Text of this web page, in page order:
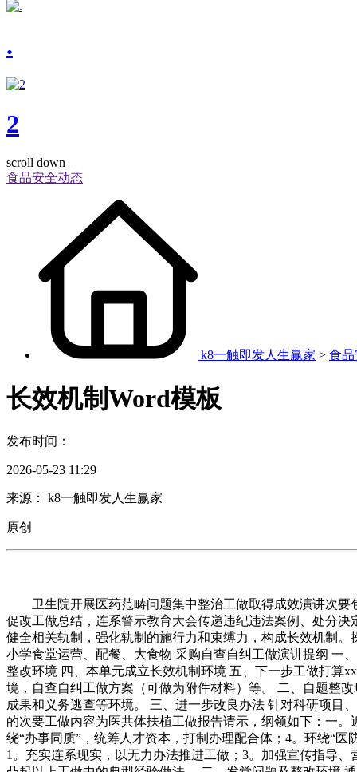
.
2
scroll down
食品安全动态
k8一触即发人生赢家 > 食
长效机制Word模板
发布时间：
2026-05-23 11:29
来源： k8一触即发人生赢家
原创
卫生院开展医药范畴问题集中整治工做取得成效演讲次要
促改工做总结，连系警示教育大会传递违纪违法案例、处分
健全相关轨制，强化轨制的施行力和束缚力，构成长效机制
小学食堂运营、配餐、大食物 采购自查自纠工做演讲提纲 一
整改环境 四、本单元成立长效机制环境 五、下一步工做打算
境，自查自纠工做方案（可做为附件材料）等。 二、自题整
成果和义务逃查等环境。 三、进一步改良办法 针对科研项目
的次要工做内容为医共体扶植工做报告请示，纲领如下：一
绕“办事同质”，统筹人才资本，打制办理配合体；4。环绕“
1。充实连系现实，以无力办法推进工做；3。加强宣传指导